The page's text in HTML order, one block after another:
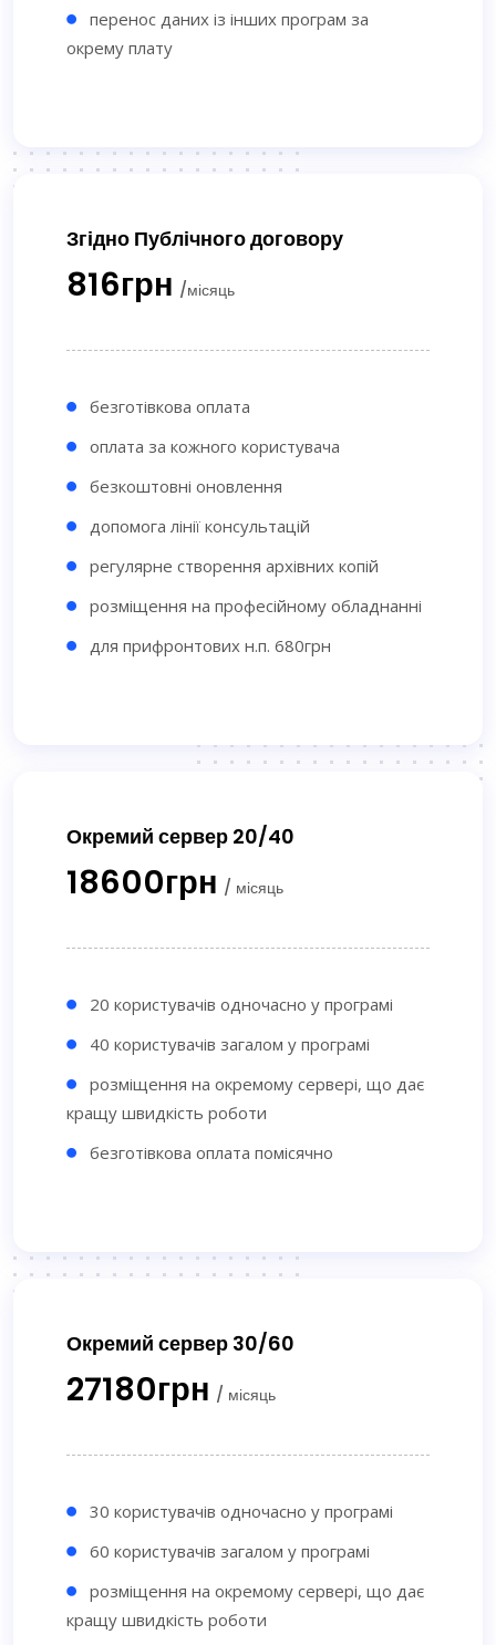
перенос даних із інших програм за
окрему плату
Згідно Публічного договору
816грн /місяць
безготівкова оплата
оплата за кожного користувача
безкоштовні оновлення
допомога лінії консультацій
регулярне створення архівних копій
розміщення на професійному обладнанні
для прифронтових н.п. 680грн
Окремий сервер 20/40
18600грн / місяць
20 користувачів одночасно у програмі
40 користувачів загалом у програмі
розміщення на окремому сервері, що дає
кращу швидкість роботи
безготівкова оплата помісячно
Окремий сервер 30/60
27180грн / місяць
30 користувачів одночасно у програмі
60 користувачів загалом у програмі
розміщення на окремому сервері, що дає
кращу швидкість роботи